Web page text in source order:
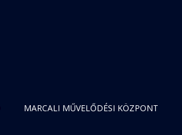
MARCALI MŰVELŐDÉSI KÖZPONT